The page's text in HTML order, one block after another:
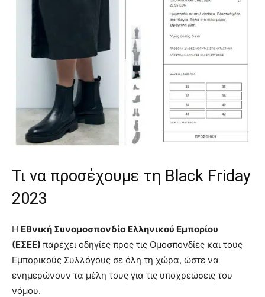
Τι να προσέχουμε τη Black Friday
2023
Η Εθνική Συνομοσπονδία Ελληνικού Εμπορίου
(ΕΣΕΕ) παρέχει οδηγίες προς τις Ομοσπονδίες και τους
Εμπορικούς Συλλόγους σε όλη τη χώρα, ώστε να
ενημερώνουν τα μέλη τους για τις υποχρεώσεις του
νόμου.